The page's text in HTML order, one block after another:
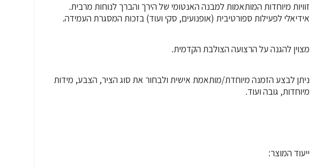
זוויות מיוחדות המותאמות למבנה האנטומי של הירך והברך לנוחות מרבית.
אידיאלי לפעילות ספורטיבית (אופנועים, סקי ועוד) בזכות המסגרת העמידה.
מצוין להגנה על הרצועה הצולבת הקדמית.
ניתן לבצע הזמנה מיוחדת/מותאמת אישית ולבחור את סוג הציר, הצבע, מידות
מיוחדות, גובה ועוד.
ייעוד המוצר: